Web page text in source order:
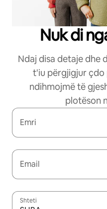
Nuk di
Ndaj disa detaje dhe
t'iu përgjigjur çdo
ndihmojmë të
plotëson
Emri
Email
Shteti